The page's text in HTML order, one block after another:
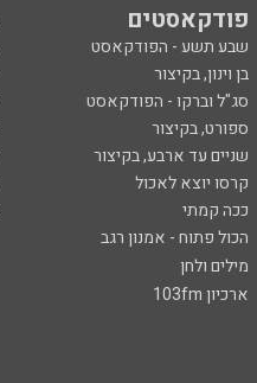
פודקאסטים
שבע תשע - הפודקאסט
בן וינון, בקיצור
סג"ל וברקו - הפודקאסט
ספורט, בקיצור
שניים עד ארבע, בקיצור
קרסו יוצא לאכול
ככה קמתי
הכול פתוח - אמנון רגב
מילים ולחן
ארכיון 103fm